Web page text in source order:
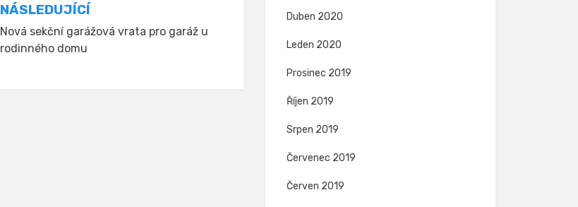
NÁSLEDUJÍCÍ
Nová sekční garážová vrata pro garáž u
rodinného domu
Duben 2020
Leden 2020
Prosinec 2019
Říjen 2019
Srpen 2019
Červenec 2019
Červen 2019